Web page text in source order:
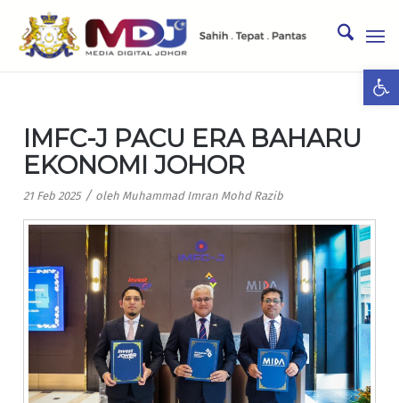
IMFC-J PACU ERA BAHARU
EKONOMI JOHOR
21 Feb 2025 / oleh Muhammad Imran Mohd Razib